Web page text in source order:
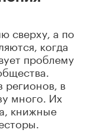
сверху, а по
когда
проблему
регионов, в
много. Их
книжные